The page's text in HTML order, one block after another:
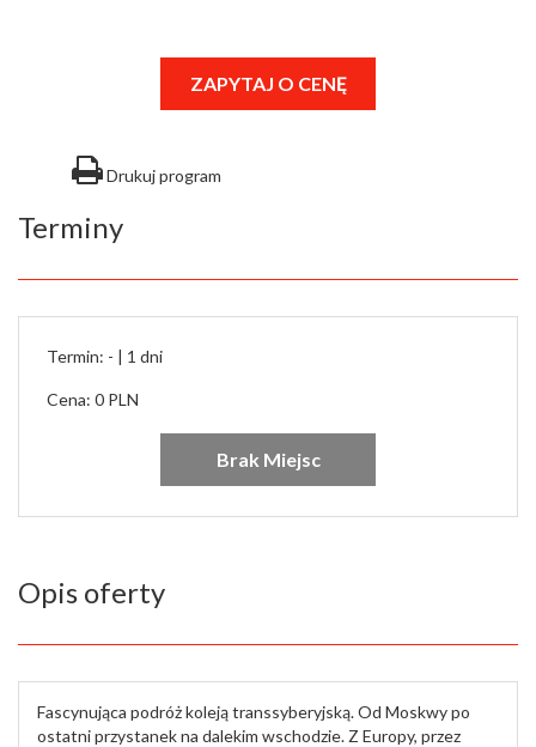
ZAPYTAJ O CENĘ
Drukuj program
Terminy
Termin: - | 1 dni
Cena: 0 PLN
Brak Miejsc
Opis oferty
Fascynująca podróż koleją transsyberyjską. Od Moskwy po
ostatni przystanek na dalekim wschodzie. Z Europy, przez